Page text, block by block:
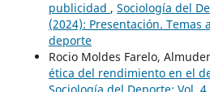
publicidad , Sociología del
(2024): Presentación. Temas
deporte
Rocio Moldes Farelo,
ética del rendimiento en el